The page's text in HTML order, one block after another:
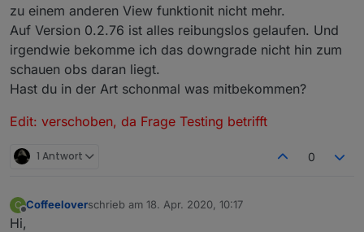
zu einem anderen View funktionit nicht mehr.
Auf Version 0.2.76 ist alles reibungslos gelaufen. Und
irgendwie bekomme ich das downgrade nicht hin zum
schauen obs daran liegt.
Hast du in der Art schonmal was mitbekommen?
Edit: verschoben, da Frage Testing betrifft
1 Antwort 0
C
Offline
Coffeeloverschrieb am 18. Apr. 2020, 10:17
zuletzt editiert von
Hi,